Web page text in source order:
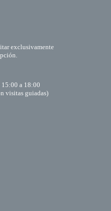
exclusivamente
15:00 a 18:00
visitas guiadas)